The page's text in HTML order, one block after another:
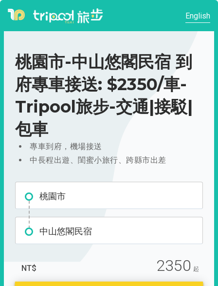
English
桃園市-中山悠閣民宿 到
府專車接送: $2350/車-
Tripool旅步-交通|接駁|
包車
專車到府，機場接送
中長程出遊、閨蜜小旅行、跨縣市出差
桃園市
中山悠閣民宿
NT$ 2350 起